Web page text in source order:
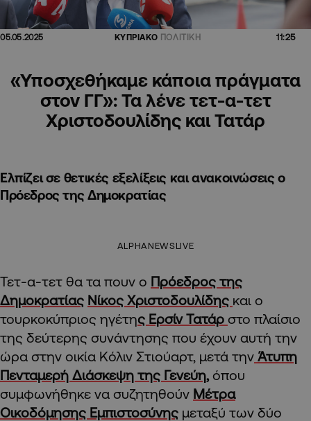
05.05.2025 ΚΥΠΡΙΑΚΟ ΠΟΛΙΤΙΚΗ 11:25
«Υποσχεθήκαμε κάποια πράγματα
στον ΓΓ»: Τα λένε τετ-α-τετ
Χριστοδουλίδης και Τατάρ
Ελπίζει σε θετικές εξελίξεις και ανακοινώσεις ο
Πρόεδρος της Δημοκρατίας
ALPHANEWSLIVE
Τετ-α-τετ θα τα πουν ο Πρόεδρος της
Δημοκρατίας Νίκος Χριστοδουλίδης και ο
τουρκοκύπριος ηγέτης Ερσίν Τατάρ στο πλαίσιο
της δεύτερης συνάντησης που έχουν αυτή την
ώρα στην οικία Κόλιν Στιούαρτ, μετά την Άτυπη
Πενταμερή Διάσκεψη της Γενεύη, όπου
συμφωνήθηκε να συζητηθούν Μέτρα
Οικοδόμησης Εμπιστοσύνης μεταξύ των δύο